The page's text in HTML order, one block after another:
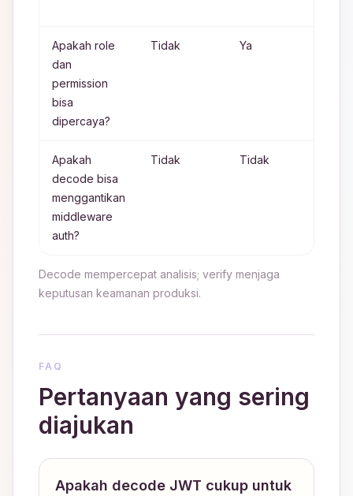
Apakah role
dan
permission
bisa
dipercaya?
Tidak Ya
Apakah
decode bisa
menggantikan
middleware
auth?
Tidak Tidak
Decode mempercepat analisis; verify menjaga
keputusan keamanan produksi.
FAQ
Pertanyaan yang sering
diajukan
Apakah decode JWT cukup untuk